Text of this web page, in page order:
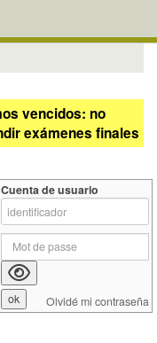
vencidos: no
exámenes finales
Cuenta de usuario
Olvidé mi contraseña